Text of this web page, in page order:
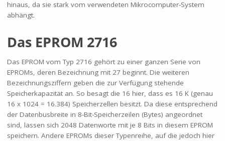
hinaus, da sie stark vom verwendeten Mikrocomputer-System
abhängt.
Das EPROM 2716
Das EPROM vom Typ 2716 gehört zu einer ganzen Serie von
EPROMs, deren Bezeichnung mit 27 beginnt. Die weiteren
Bezeichnungsziffern geben die zur Verfügung stehende
Speicherkapazität an. So besagt die 16 hier, dass es 16 K (genau
16 x 1024 = 16.384) Speicherzellen besitzt. Da diese entsprechend
der Datenbusbreite in 8-Bit-Speicherzeilen (Bytes) angeordnet
sind, lassen sich 2048 Datenworte mit je 8 Bits in diesem EPROM
speichern. Andere EPROMs dieser Typenreihe, auf die jedoch hier